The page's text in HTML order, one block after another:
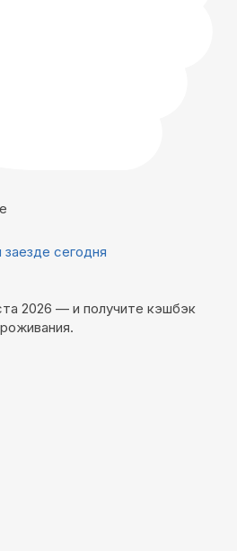
сегодня
2026 — и получите кэшбэк